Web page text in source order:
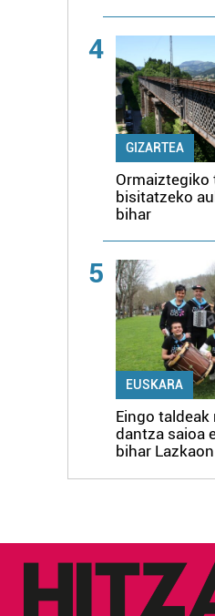
4
GIZARTEA
Ormaiztegiko
bisitatzeko
bihar
5
EUSKARA
Eingo
dantza saioa
bihar Lazkaon